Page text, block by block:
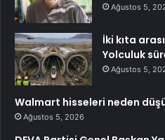
Ağustos 5,
İki kıta
Yolculuk
Ağustos 5,
Walmart hisseleri neden
Ağustos 5, 2026